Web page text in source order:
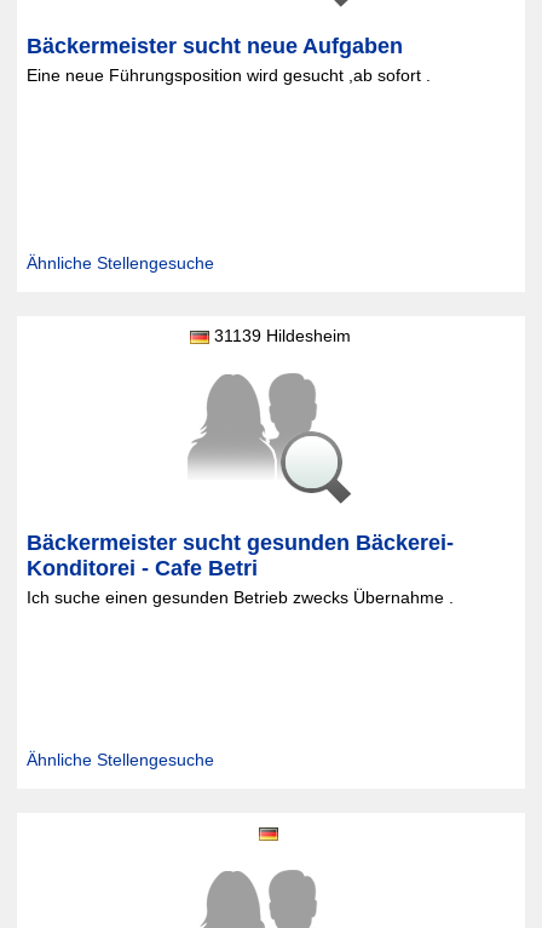
Bäckermeister sucht neue Aufgaben
Eine neue Führungsposition wird gesucht ,ab sofort .
Ähnliche Stellengesuche
31139 Hildesheim
Bäckermeister sucht gesunden Bäckerei-
Konditorei - Cafe Betri
Ich suche einen gesunden Betrieb zwecks Übernahme .
Ähnliche Stellengesuche